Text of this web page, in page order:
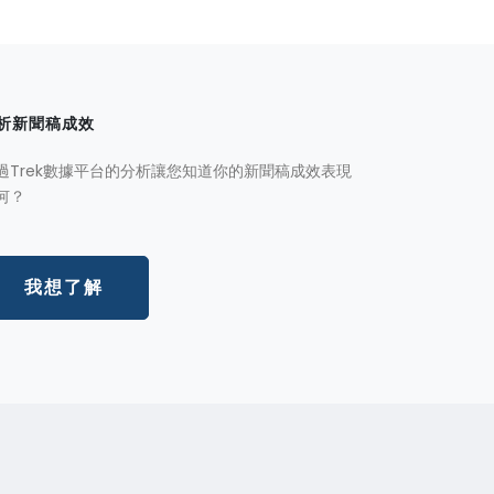
新聞稿成效
Trek數據平台的分析讓您知道你的新聞稿成效表現
？
我想了解